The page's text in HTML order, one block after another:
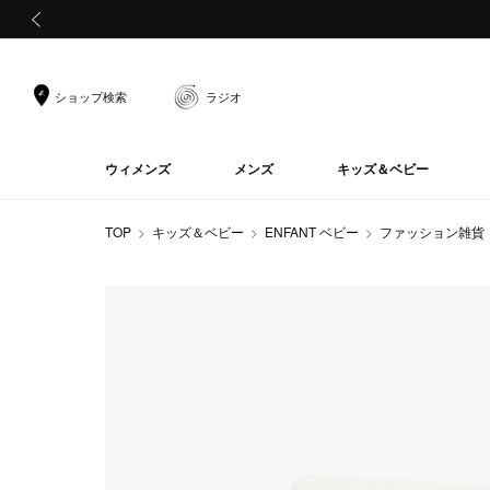
ショップ検索 ラジオ
ウィメンズ メンズ キッズ＆ベビー
TOP キッズ＆ベビー ENFANT ベビー ファッション雑貨